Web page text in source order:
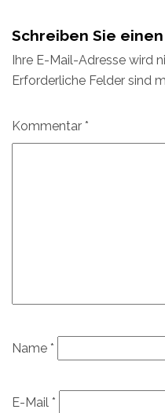
Schreiben Sie
Ihre E-Mail-Adresse wird
Erforderliche Felder sind
Kommentar *
Name *
E-Mail *